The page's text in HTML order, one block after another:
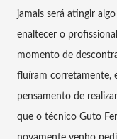
jamais será atingir
enaltecer o
momento de
fluíram corretamente,
pensamento de
que o técnico Guto